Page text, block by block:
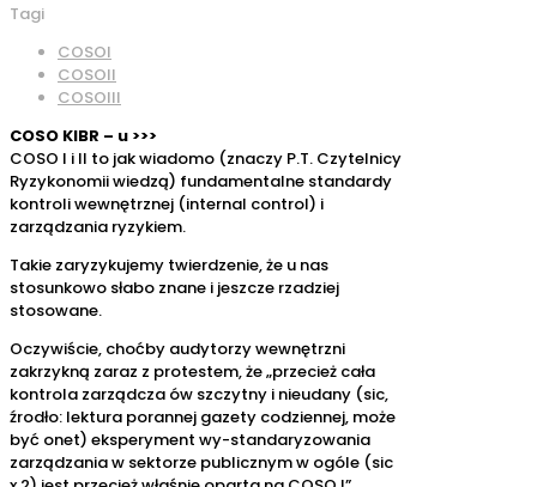
Tagi
COSOI
COSOII
COSOIII
COSO KIBR – u >>>
COSO I i II to jak wiadomo (znaczy P.T. Czytelnicy
Ryzykonomii wiedzą) fundamentalne standardy
kontroli wewnętrznej (internal control) i
zarządzania ryzykiem.
Takie zaryzykujemy twierdzenie, że u nas
stosunkowo słabo znane i jeszcze rzadziej
stosowane.
Oczywiście, choćby audytorzy wewnętrzni
zakrzykną zaraz z protestem, że „przecież cała
kontrola zarządcza ów szczytny i nieudany (sic,
źrodło: lektura porannej gazety codziennej, może
być onet) eksperyment wy-standaryzowania
zarządzania w sektorze publicznym w ogóle (sic